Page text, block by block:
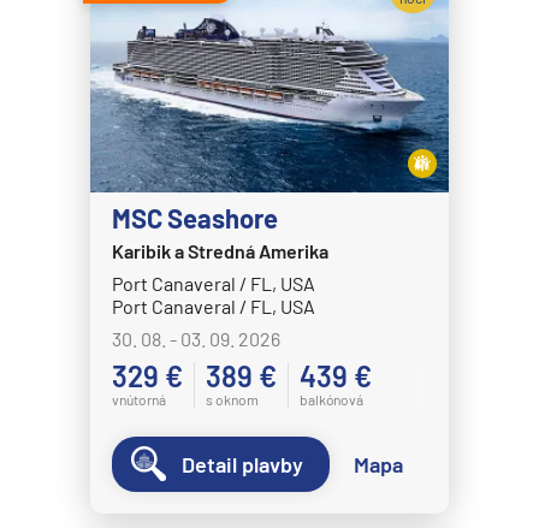
Expedičné plavby
Antarktída
Arktída
Expedičné plavby
Galapágy
Potvrdiť
Celebrity Eclipse
Celebrity Edge
Celebrity Equinox
Celebrity Flora
Celebrity Infinity
Celebrity Millennium
Celebrity Reflection®
Celebrity Silhouette®
Celebrity Solstice®
Celebrity Summit®
Celestyal Cruises
MSC Seashore
Karibik a Stredná Amerika
Port Canaveral / FL, USA
Port Canaveral / FL, USA
30. 08. - 03. 09. 2026
329 €
vnútorná
389 €
s oknom
439 €
balkónová
Detail plavby Mapa